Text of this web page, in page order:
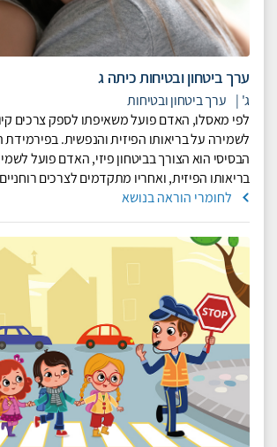
ערך ביטחון ובטיחות כיתה ג
ג' | ערך ביטחון ובטיחות
לפי מאסלו, האדם פועל משאיפתו לספק צרכים
לשמירה על בריאותו הפיזית והנפשית. בפירמידת
הבסיסי הוא הצורך בביטחון פיזי, האדם פועל
בריאותו הפיזית, ואחריו מתקדמים לצרכים
לחומרי הוראה בנושא